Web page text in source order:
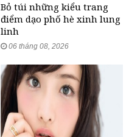
Bỏ túi những kiểu trang
điểm dạo phố hè xinh lung
linh
06 tháng 08, 2026